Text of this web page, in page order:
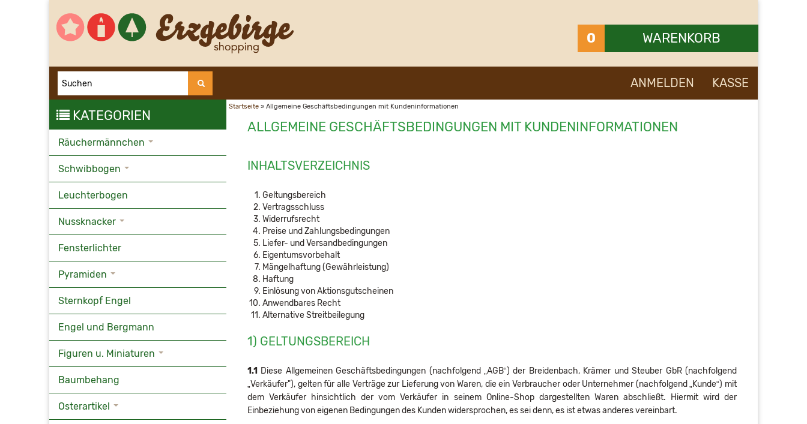
0 WARENKORB
Ihr Warenkorb ist leer.
ANMELDEN KASSE
Startseite » Allgemeine Geschäftsbedingungen mit Kundeninformationen
ALLGEMEINE GESCHÄFTSBEDINGUNGEN MIT KUNDENINFORMATIONEN
INHALTSVERZEICHNIS
Geltungsbereich
Vertragsschluss
Widerrufsrecht
Preise und Zahlungsbedingungen
Liefer- und Versandbedingungen
Eigentumsvorbehalt
Mängelhaftung (Gewährleistung)
Haftung
Einlösung von Aktionsgutscheinen
Anwendbares Recht
Alternative Streitbeilegung
1) GELTUNGSBEREICH
1.1 Diese Allgemeinen Geschäftsbedingungen (nachfolgend „AGB“) der Breidenbach, Krämer und Steuber GbR (nachfolgend
„Verkäufer"), gelten für alle Verträge zur Lieferung von Waren, die ein Verbraucher oder Unternehmer (nachfolgend „Kunde“) mit
dem Verkäufer hinsichtlich der vom Verkäufer in seinem Online-Shop dargestellten Waren abschließt. Hiermit wird der
Einbeziehung von eigenen Bedingungen des Kunden widersprochen, es sei denn, es ist etwas anderes vereinbart.
KATEGORIEN
Räuchermännchen
Schwibbogen
Leuchterbogen
Nussknacker
Fensterlichter
Pyramiden
Sternkopf Engel
Engel und Bergmann
Figuren u. Miniaturen
Baumbehang
Osterartikel